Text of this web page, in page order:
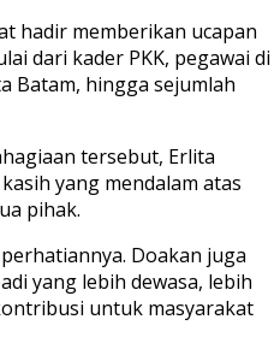
hadir memberikan ucapan
dari kader PKK, pegawai di
Batam, hingga sejumlah
tersebut, Erlita
yang mendalam atas
pihak.
Doakan juga
yang lebih dewasa, lebih
untuk masyarakat